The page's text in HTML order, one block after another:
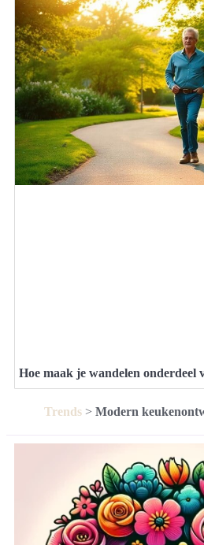
Hoe maak je wandelen onderdeel
Trends> Modern